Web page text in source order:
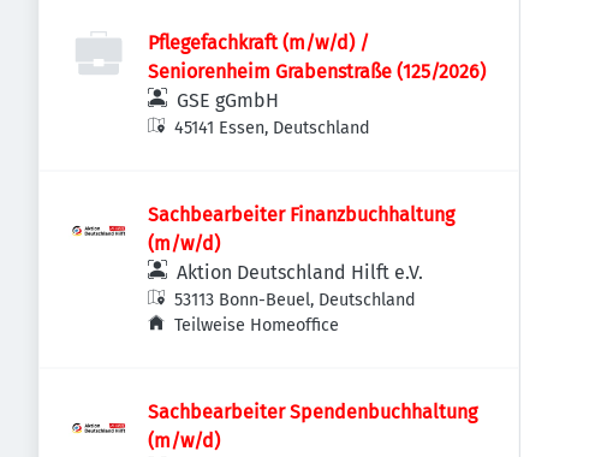
Pflegefachkraft (m/w/d) /
Seniorenheim Grabenstraße (125/2026)
GSE gGmbH
45141 Essen, Deutschland
Sachbearbeiter Finanzbuchhaltung
(m/w/d)
Aktion Deutschland Hilft e.V.
53113 Bonn-Beuel, Deutschland
Teilweise Homeoffice
Sachbearbeiter Spendenbuchhaltung
(m/w/d)